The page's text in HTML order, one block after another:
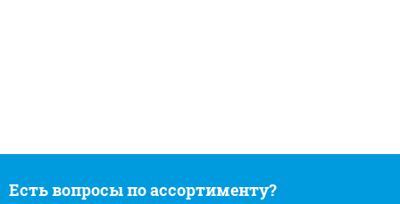
Есть вопросы по ассортименту?